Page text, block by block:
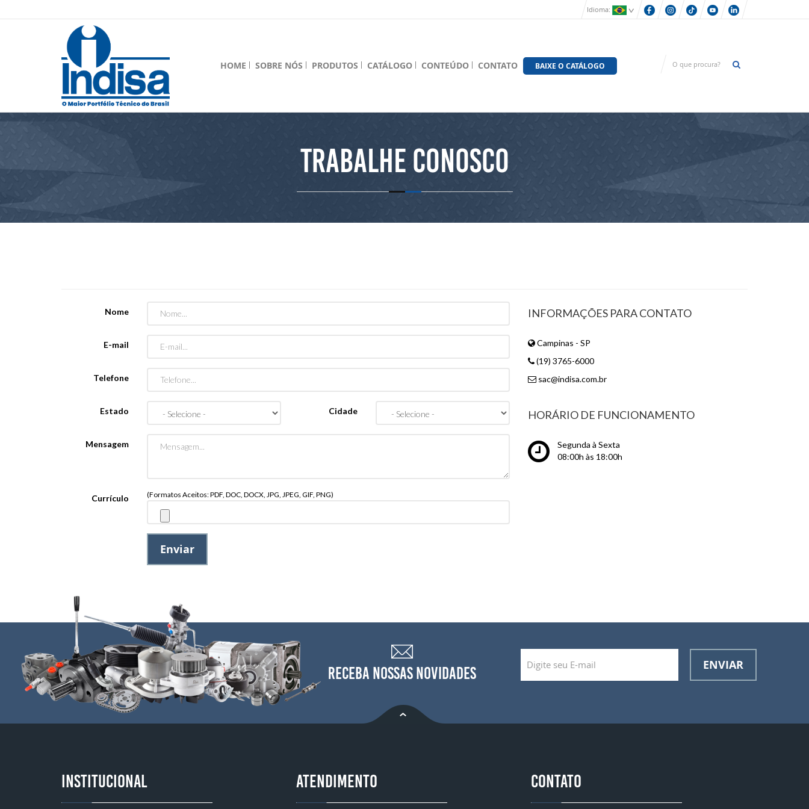
Idioma:
HOME SOBRE NÓS PRODUTOS CATÁLOGO CONTEÚDO CONTATO BAIXE O CATÁLOGO
Trabalhe Conosco
Nome
E-mail
Telefone
Estado Cidade
Mensagem
Currículo (Formatos Aceitos: PDF, DOC, DOCX, JPG, JPEG, GIF, PNG)
Enviar
INFORMAÇÕES PARA CONTATO
Campinas - SP
(19) 3765-6000
sac@indisa.com.br
HORÁRIO DE FUNCIONAMENTO
Segunda à Sexta
08:00h às 18:00h
RECEBA NOSSAS NOVIDADES ENVIAR
INSTITUCIONAL ATENDIMENTO CONTATO